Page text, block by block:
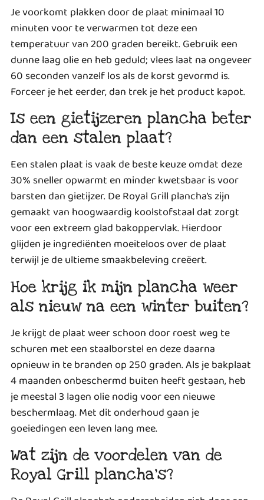
Je voorkomt plakken door de plaat minimaal 10
minuten voor te verwarmen tot deze een
temperatuur van 200 graden bereikt. Gebruik een
dunne laag olie en heb geduld; vlees laat na ongeveer
60 seconden vanzelf los als de korst gevormd is.
Forceer je het eerder, dan trek je het product kapot.
Is een gietijzeren plancha beter
dan een stalen plaat?
Een stalen plaat is vaak de beste keuze omdat deze
30% sneller opwarmt en minder kwetsbaar is voor
barsten dan gietijzer. De Royal Grill plancha’s zijn
gemaakt van hoogwaardig koolstofstaal dat zorgt
voor een extreem glad bakoppervlak. Hierdoor
glijden je ingrediënten moeiteloos over de plaat
terwijl je de ultieme smaakbeleving creëert.
Hoe krijg ik mijn plancha weer
als nieuw na een winter buiten?
Je krijgt de plaat weer schoon door roest weg te
schuren met een staalborstel en deze daarna
opnieuw in te branden op 250 graden. Als je bakplaat
4 maanden onbeschermd buiten heeft gestaan, heb
je meestal 3 lagen olie nodig voor een nieuwe
beschermlaag. Met dit onderhoud gaan je
goeiedingen een leven lang mee.
Wat zijn de voordelen van de
Royal Grill plancha’s?